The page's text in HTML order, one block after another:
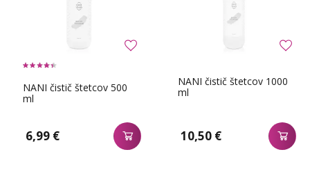
NANI čistič štetcov 500
ml
6,99 €
NANI čistič štetcov 1000
ml
10,50 €